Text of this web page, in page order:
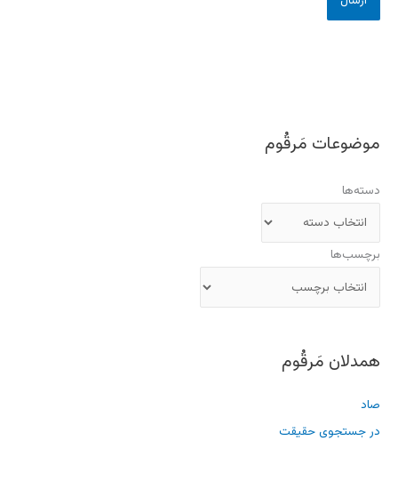
موضوعات مَرقُوم
دسته‌ها
برچسب‌ها
همدلان مَرقُوم
صاد
در جستجوی حقیقت